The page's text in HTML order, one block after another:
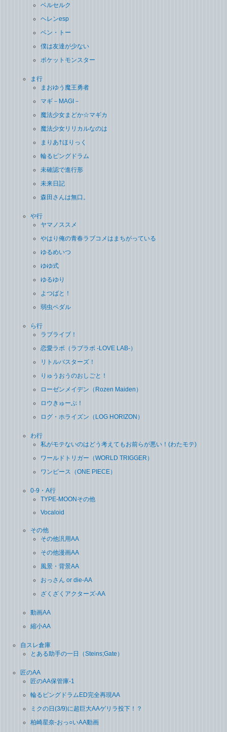
ベルセルク
ヘレンesp
ベン・トー
僕は友達が少ない
ポケットモンスター
ま行
まおゆう魔王勇者
マギ－MAGI－
魔法少女まどか☆マギカ
魔法少女リリカルなのは
まりあ†ほりっく
輪るピングドラム
未確認で進行形
未来日記
森田さんは無口。
や行
ヤマノススメ
やはり俺の青春ラブコメはまちがっている
ゆるめいつ
ゆゆ式
ゆるゆり
よつばと！
弱虫ペダル
ら行
ラブライブ！
恋愛ラボ（ラブラボ ‐LOVE LAB‐）
リトルバスターズ！
りゅうおうのおしごと！
ローゼンメイデン（Rozen Maiden）
ロウきゅーぶ！
ログ・ホライズン（LOG HORIZON）
わ行
私がモテないのはどう考えてもお前らが悪い！(わたモテ)
ワールドトリガー（WORLD TRIGGER）
ワンピース（ONE PIECE）
0-9・A行
TYPE-MOONその他
Vocaloid
その他
その他汎用AA
その他漫画AA
風景・背景AA
おっさん or die-AA
ざくざくアクターズ-AA
動画AA
縮小AA
自スレ倉庫
とある助手の一日（Steins;Gate）
匠のAA
匠のAA保管庫-1
輪るピングドラムED完全再現AA
ミクの日(3/9)に超巨大AAゲリラ投下！？
柏崎星奈-おっ○いAA動画